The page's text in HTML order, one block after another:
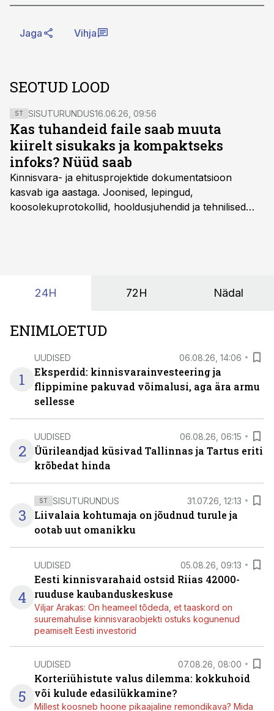
Jaga Vihja
SEOTUD LOOD
ST SISUTURUNDUS16.06.26, 09:56
Kas tuhandeid faile saab muuta
kiirelt sisukaks ja kompaktseks
infoks? Nüüd saab
Kinnisvara- ja ehitusprojektide dokumentatsioon
kasvab iga aastaga. Joonised, lepingud,
koosolekuprotokollid, hooldusjuhendid ja tehnilised
24H 72H Nädal
ENIMLOETUD
1
UUDISED 06.08.26, 14:06
Eksperdid: kinnisvarainvesteering ja
flippimine pakuvad võimalusi, aga ära armu
sellesse
2
UUDISED 06.08.26, 06:15
Üürileandjad küsivad Tallinnas ja Tartus eriti
krõbedat hinda
3
ST SISUTURUNDUS 31.07.26, 12:13
Liivalaia kohtumaja on jõudnud turule ja
ootab uut omanikku
4
UUDISED 05.08.26, 09:13
Eesti kinnisvarahaid ostsid Riias 42000-
ruuduse kaubanduskeskuse
Viljar Arakas: On heameel tõdeda, et taaskord on
suuremahulise kinnisvaraobjekti ostuks kogunenud
peamiselt Eesti investorid
5
UUDISED 07.08.26, 08:00
Korteriühistute valus dilemma: kokkuhoid
või kulude edasilükkamine?
Millest koosneb hoone pikaajaline remondikava? Mida